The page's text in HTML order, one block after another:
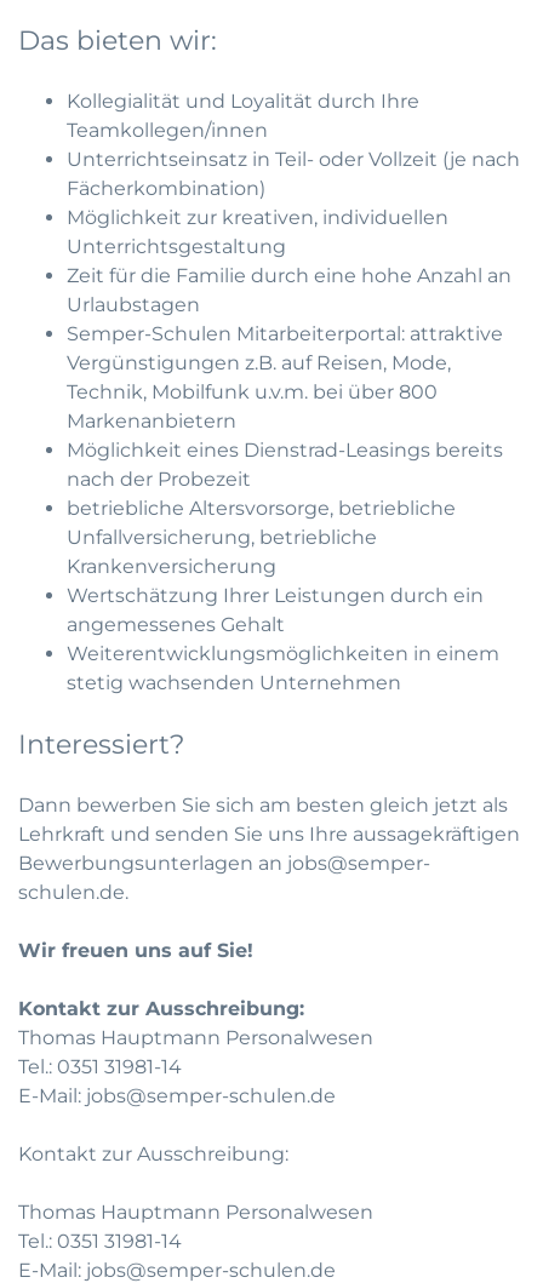
Das bieten wir:
Kollegialität und Loyalität durch Ihre
Teamkollegen/innen
Unterrichtseinsatz in Teil- oder Vollzeit (je nach
Fächerkombination)
Möglichkeit zur kreativen, individuellen
Unterrichtsgestaltung
Zeit für die Familie durch eine hohe Anzahl an
Urlaubstagen
Semper-Schulen Mitarbeiterportal: attraktive
Vergünstigungen z.B. auf Reisen, Mode,
Technik, Mobilfunk u.v.m. bei über 800
Markenanbietern
Möglichkeit eines Dienstrad-Leasings bereits
nach der Probezeit
betriebliche Altersvorsorge, betriebliche
Unfallversicherung, betriebliche
Krankenversicherung
Wertschätzung Ihrer Leistungen durch ein
angemessenes Gehalt
Weiterentwicklungsmöglichkeiten in einem
stetig wachsenden Unternehmen
Interessiert?
Dann bewerben Sie sich am besten gleich jetzt als
Lehrkraft und senden Sie uns Ihre aussagekräftigen
Bewerbungsunterlagen an jobs@semper-
schulen.de.
Wir freuen uns auf Sie!
Kontakt zur Ausschreibung:
Thomas Hauptmann Personalwesen
Tel.: 0351 31981-14
E-Mail: jobs@semper-schulen.de
Kontakt zur Ausschreibung:
Thomas Hauptmann Personalwesen
Tel.: 0351 31981-14
E-Mail: jobs@semper-schulen.de